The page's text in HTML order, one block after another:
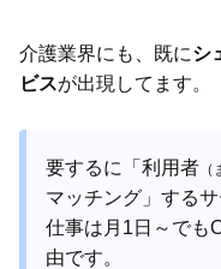
介護業界にも、既にシ
ビスが出現してます。
要するに「利用者
マッチング」するサ
仕事は月1日～でも
由です。